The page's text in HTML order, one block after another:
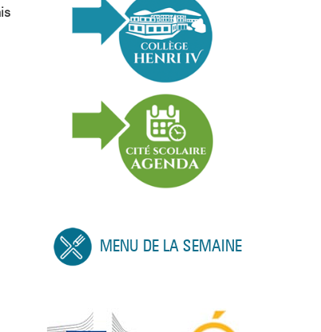
MENU DE LA SEMAINE